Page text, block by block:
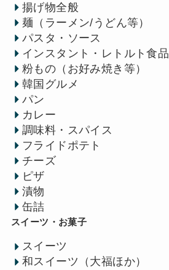
揚げ物全般
麺（ラーメン/うどん等）
パスタ・ソース
インスタント・レトルト食品
粉もの（お好み焼き等）
韓国グルメ
パン
カレー
調味料・スパイス
フライドポテト
チーズ
ピザ
漬物
缶詰
スイーツ・お菓子
スイーツ
和スイーツ（大福ほか）